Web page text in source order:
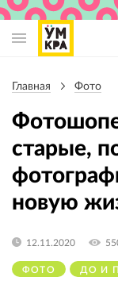
навигации
Главная Фото
старые,
новую
ФОТО ДО И
12.11.2020